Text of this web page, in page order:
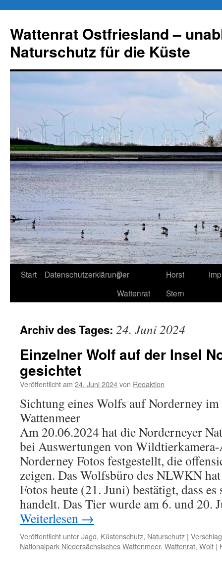
springen
Wattenrat Ostfriesland –
Naturschutz für die Küste
Start DatenschutzerklärungDer
Wattenrat
Horst
Stern
Archiv des Tages: 24. Juni 2024
Einzelner Wolf auf der Insel
gesichtet
Veröffentlicht am 24. Juni 2024von Redaktion
Sichtung eines Wolfs auf Norderney
Wattenmeer
Am 20.06.2024 hat die Norderneyer
bei Auswertungen von
Norderney Fotos festgestellt, die
zeigen. Das Wolfsbüro des NLWKN
Fotos heute (21. Juni) bestätigt, dass
handelt. Das Tier wurde am 6. und 20.
Weiterlesen →
Veröffentlicht unterJagd, Küstenschutz, Naturschutz |
Nationalpark Niedersächsisches Wattenmeer, Wattenrat, Wolf |